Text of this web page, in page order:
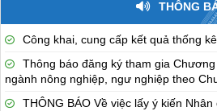
THÔNG
Công khai, cung cấp kết quả thống
Thông báo đăng ký tham gia
ngành nông nghiệp, ngư nghiệp theo
THÔNG BÁO Về việc lấy ý kiến